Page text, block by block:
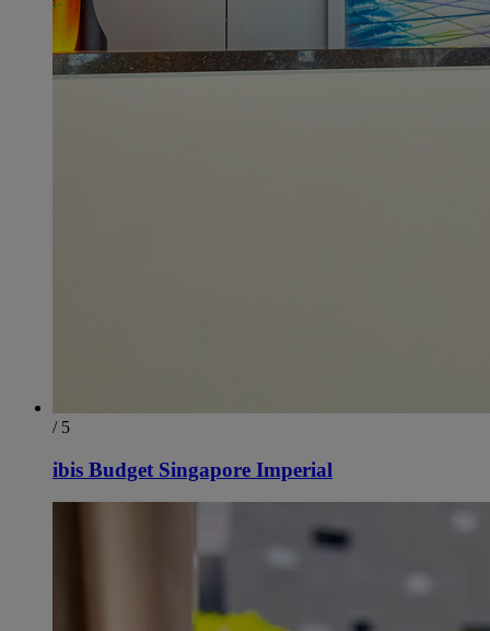
/ 5
ibis Budget Singapore Imperial